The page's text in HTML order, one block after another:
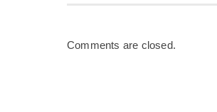
Comments are closed.